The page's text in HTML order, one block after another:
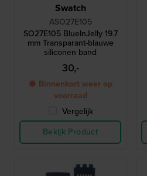
Swatch
ASO27E105
SO27E105 BlueInJelly 19.7
mm Transparant-blauwe
siliconen band
30,-
● Binnenkort weer op
voorraad
Vergelijk
Bekijk Product